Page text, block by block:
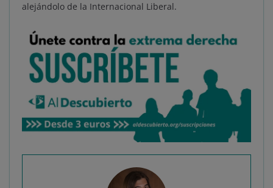
alejándolo de la Internacional Liberal.